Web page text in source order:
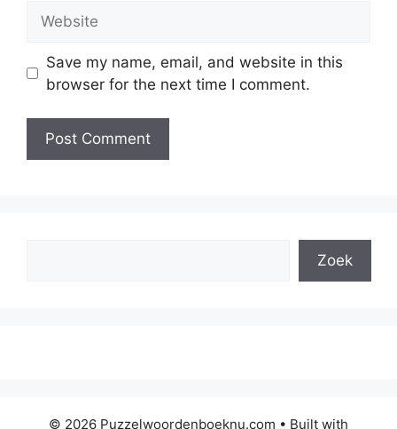
Save my name, email, and website in this
browser for the next time I comment.
Zoek
© 2026 Puzzelwoordenboeknu.com • Built with